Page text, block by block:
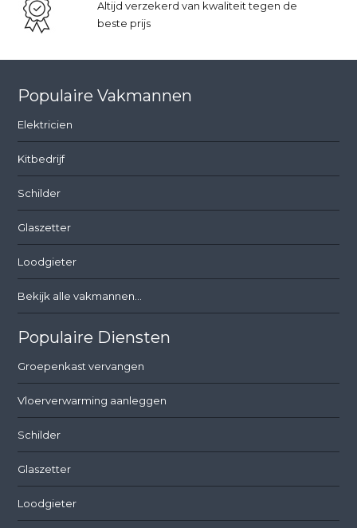
Altijd verzekerd van kwaliteit tegen de
beste prijs
Populaire Vakmannen
Elektricien
Kitbedrijf
Schilder
Glaszetter
Loodgieter
Bekijk alle vakmannen...
Populaire Diensten
Groepenkast vervangen
Vloerverwarming aanleggen
Schilder
Glaszetter
Loodgieter